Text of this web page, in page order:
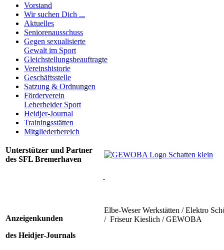
Vorstand
Wir suchen Dich ...
Aktuelles
Seniorenausschuss
Gegen sexualisierte
Gewalt im Sport
Gleichstellungsbeauftragte
Vereinshistorie
Geschäftsstelle
Satzung & Ordnungen
Förderverein
Leherheider Sport
Heidjer-Journal
Trainingsstätten
Mitgliederbereich
Unterstützer und Partner
des SFL Bremerhaven
Anzeigenkunden
des Heidjer-Journals
Elbe-Weser Werkstätten / Elektro
/ Friseur Kieslich / GEWOBA